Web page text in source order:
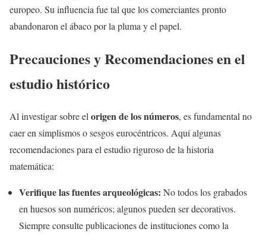
europeo. Su influencia fue tal que los comerciantes pronto
abandonaron el ábaco por la pluma y el papel.
Precauciones y Recomendaciones en el
estudio histórico
Al investigar sobre el origen de los números, es fundamental no
caer en simplismos o sesgos eurocéntricos. Aquí algunas
recomendaciones para el estudio riguroso de la historia
matemática:
Verifique las fuentes arqueológicas: No todos los grabados
en huesos son numéricos; algunos pueden ser decorativos.
Siempre consulte publicaciones de instituciones como la